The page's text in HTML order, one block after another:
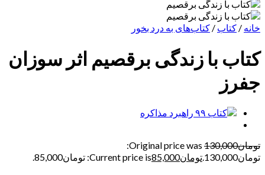
خانه / کتاب / کتاب‌های به درد بخور
کتاب با زندگی برقصیم اثر سوزان
جفرز
تومان130,000
Original price was:
تومان130,000.
تومان85,000Current price is: تومان85,000.